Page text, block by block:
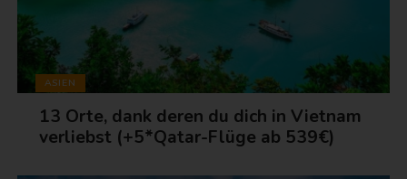
ASIEN
13 Orte, dank deren du dich in Vietnam
verliebst (+5*Qatar-Flüge ab 539€)